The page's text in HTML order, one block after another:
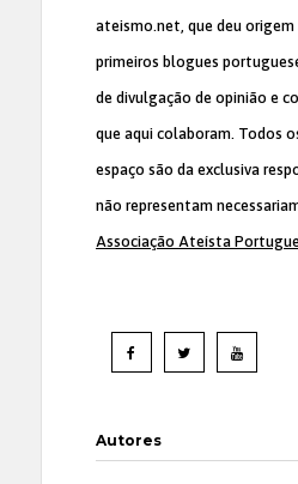
ateismo.net, que deu
primeiros blogues
de divulgação de opinião e
que aqui colaboram. Todos
espaço são da exclusiva
não representam
Associação Ateísta
Autores